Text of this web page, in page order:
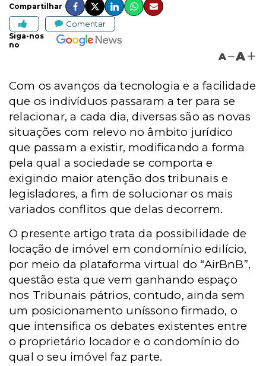
Compartilhar
Comentar
Siga-nos
no
A A
Com os avanços da tecnologia e a facilidade
que os indivíduos passaram a ter para se
relacionar, a cada dia, diversas são as novas
situações com relevo no âmbito jurídico
que passam a existir, modificando a forma
pela qual a sociedade se comporta e
exigindo maior atenção dos tribunais e
legisladores, a fim de solucionar os mais
variados conflitos que delas decorrem.
O presente artigo trata da possibilidade de
locação de imóvel em condomínio edilício,
por meio da plataforma virtual do “AirBnB”,
questão esta que vem ganhando espaço
nos Tribunais pátrios, contudo, ainda sem
um posicionamento uníssono firmado, o
que intensifica os debates existentes entre
o proprietário locador e o condomínio do
qual o seu imóvel faz parte.